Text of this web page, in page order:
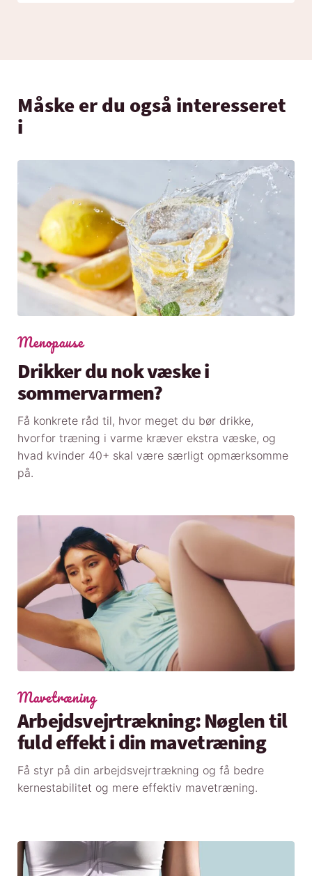
Måske er du også interesseret
i
Menopause
Drikker du nok væske i
sommervarmen?
Få konkrete råd til, hvor meget du bør drikke,
hvorfor træning i varme kræver ekstra væske, og
hvad kvinder 40+ skal være særligt opmærksomme
på.
Mavetræning
Arbejdsvejrtrækning: Nøglen til
fuld effekt i din mavetræning
Få styr på din arbejdsvejrtrækning og få bedre
kernestabilitet og mere effektiv mavetræning.